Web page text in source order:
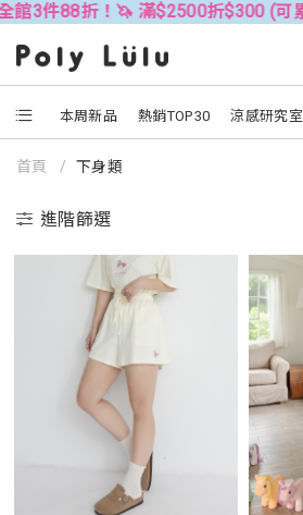
！🦄 滿$2500折$300 (可累折）
本周新品 熱銷TOP30 涼感研究室
首頁 下身類
進階篩選